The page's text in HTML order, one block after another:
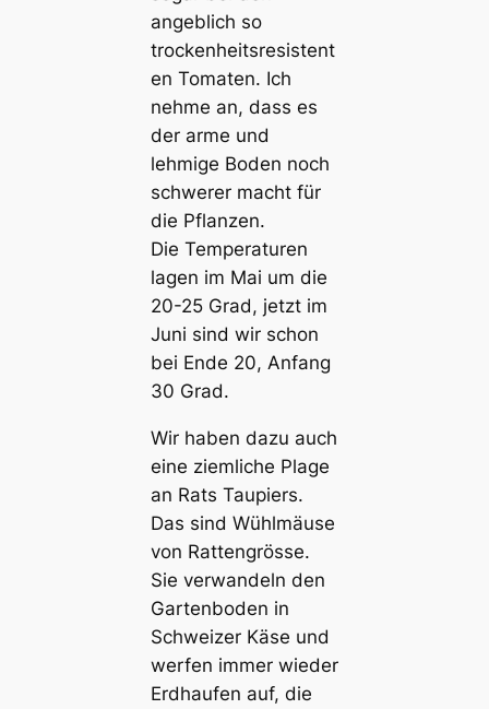
angeblich so
trockenheitsresistent
en Tomaten. Ich
nehme an, dass es
der arme und
lehmige Boden noch
schwerer macht für
die Pflanzen.
Die Temperaturen
lagen im Mai um die
20-25 Grad, jetzt im
Juni sind wir schon
bei Ende 20, Anfang
30 Grad.
Wir haben dazu auch
eine ziemliche Plage
an Rats Taupiers.
Das sind Wühlmäuse
von Rattengrösse.
Sie verwandeln den
Gartenboden in
Schweizer Käse und
werfen immer wieder
Erdhaufen auf, die